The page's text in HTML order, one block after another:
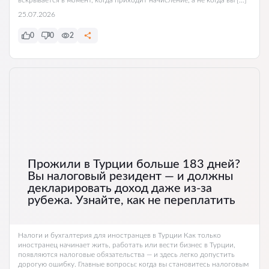
25.07.2026
0 0 2
Прожили в Турции больше 183 дней?
Вы налоговый резидент — и должны
декларировать доход даже из-за
рубежа. Узнайте, как не переплатить
Налоги и бухгалтерия для иностранцев в Турции Как только
иностранец начинает жить, работать или вести бизнес в Турции,
появляются налоговые обязательства — и здесь легко допустить
дорогую ошибку. Главные вопросы: когда вы становитесь налоговым